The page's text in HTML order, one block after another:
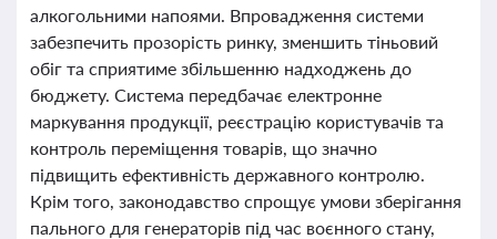
алкогольними напоями. Впровадження системи
забезпечить прозорість ринку, зменшить тіньовий
обіг та сприятиме збільшенню надходжень до
бюджету. Система передбачає електронне
маркування продукції, реєстрацію користувачів та
контроль переміщення товарів, що значно
підвищить ефективність державного контролю.
Крім того, законодавство спрощує умови зберігання
пального для генераторів під час воєнного стану,